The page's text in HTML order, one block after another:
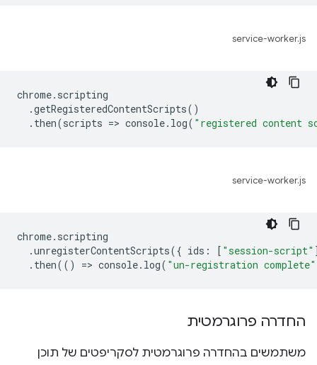
service-worker.js
chrome. scripting
.getRegisteredContentScripts()
. then(scripts => console. log( "registered content
service-worker.js
chrome. scripting
.unregisterContentScripts({ ids : [ "session-script"
. then(() => console. log( "un-registration complete"
החדרה פרוגרמטית
משתמשים בהחדרה פרוגרמטית לסקריפטים של תוכן